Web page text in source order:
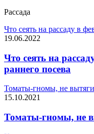
Рассада
Что сеять на рассаду в
19.06.2022
Что сеять на
раннего посева
Томаты-гномы, не
15.10.2021
Томаты-гномы, не